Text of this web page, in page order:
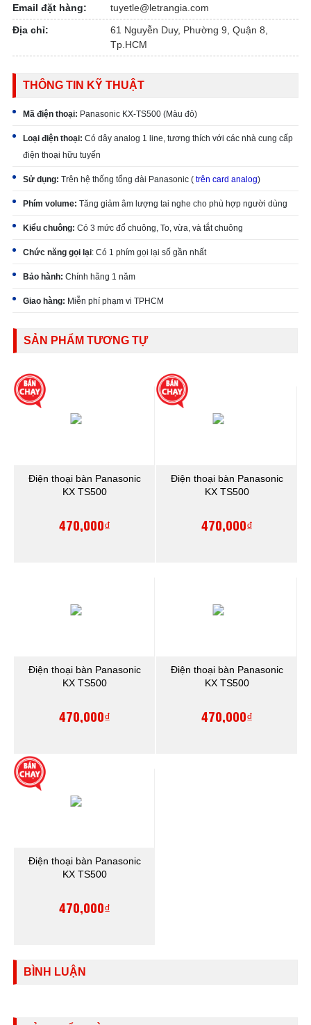
Email đặt hàng:
tuyetle@letrangia.com
Địa chỉ:
61 Nguyễn Duy, Phường 9, Quận 8,
Tp.HCM
THÔNG TIN KỸ THUẬT
Mã điện thoại: Panasonic KX-TS500 (Màu đỏ)
Loại điện thoại: Có dây analog 1 line, tương thích với các nhà cung cấp
điện thoại hữu tuyến
Sử dụng: Trên hệ thống tổng đài Panasonic ( trên card analog)
Phím volume: Tăng giảm âm lượng tai nghe cho phù hợp người dùng
Kiểu chuông: Có 3 mức đổ chuông, To, vừa, và tắt chuông
Chức năng gọi lại: Có 1 phím gọi lại số gần nhất
Bảo hành: Chính hãng 1 năm
Giao hàng: Miễn phí phạm vi TPHCM
SẢN PHẨM TƯƠNG TỰ
Điện thoại bàn Panasonic
KX TS500
470,000₫
Điện thoại bàn Panasonic
KX TS500
470,000₫
Điện thoại bàn Panasonic
KX TS500
470,000₫
Điện thoại bàn Panasonic
KX TS500
470,000₫
Điện thoại bàn Panasonic
KX TS500
470,000₫
BÌNH LUẬN